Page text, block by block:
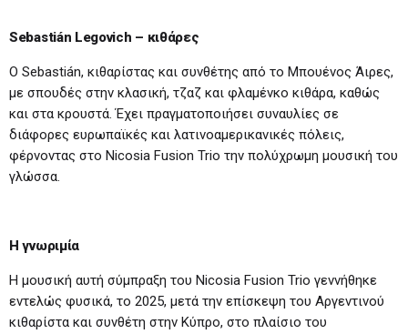
Sebastián Legovich – κιθάρες
Ο Sebastián, κιθαρίστας και συνθέτης από το Μπουένος Άιρες,
με σπουδές στην κλασική, τζαζ και φλαμένκο κιθάρα, καθώς
και στα κρουστά. Έχει πραγματοποιήσει συναυλίες σε
διάφορες ευρωπαϊκές και λατινοαμερικανικές πόλεις,
φέρνοντας στο Nicosia Fusion Trio την πολύχρωμη μουσική του
γλώσσα.
Η γνωριμία
Η μουσική αυτή σύμπραξη του Nicosia Fusion Trio γεννήθηκε
εντελώς φυσικά, το 2025, μετά την επίσκεψη του Αργεντινού
κιθαρίστα και συνθέτη στην Κύπρο, στο πλαίσιο του